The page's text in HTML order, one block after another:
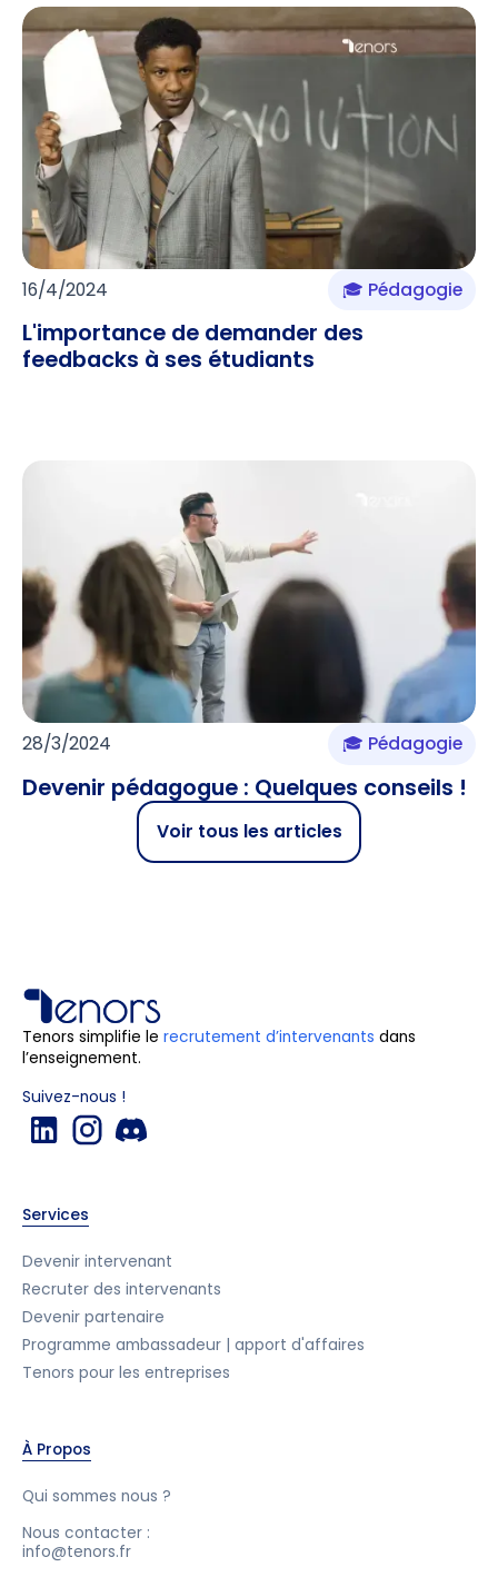
16/4/2024 🎓 Pédagogie
L'importance de demander des
feedbacks à ses étudiants
28/3/2024 🎓 Pédagogie
Devenir pédagogue : Quelques conseils !
Voir tous les articles
Tenors simplifie le recrutement d’intervenants dans
l’enseignement.
Suivez-nous !
Services
Devenir intervenant
Recruter des intervenants
Devenir partenaire
Programme ambassadeur | apport d'affaires
Tenors pour les entreprises
À Propos
Qui sommes nous ?
Nous contacter :
info@tenors.fr